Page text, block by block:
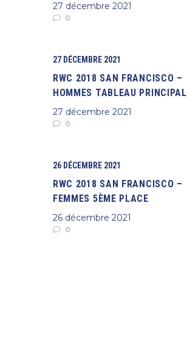
27 décembre 2021
0
27 DÉCEMBRE 2021
RWC 2018 SAN FRANCISCO –
HOMMES TABLEAU PRINCIPAL
27 décembre 2021
0
26 DÉCEMBRE 2021
RWC 2018 SAN FRANCISCO –
FEMMES 5ÈME PLACE
26 décembre 2021
0